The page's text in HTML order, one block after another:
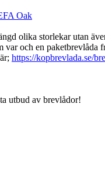
olika storlekar utan
var och en
https://kopbrevlada.se/
utbud av brevlådor!